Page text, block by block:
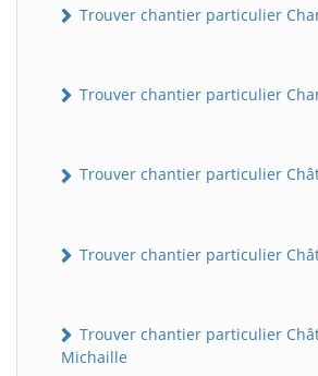
Trouver chantier particulier
Trouver chantier particulier
Trouver chantier particulier
Trouver chantier particulier
Trouver chantier particulier
Michaille